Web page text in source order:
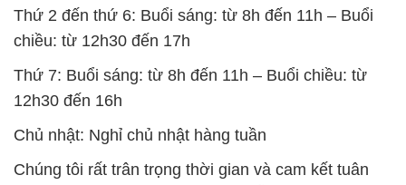
Thứ 2 đến thứ 6: Buổi sáng: từ 8h đến 11h – Buổi
chiều: từ 12h30 đến 17h
Thứ 7: Buổi sáng: từ 8h đến 11h – Buổi chiều: từ
12h30 đến 16h
Chủ nhật: Nghỉ chủ nhật hàng tuần
Chúng tôi rất trân trọng thời gian và cam kết tuân